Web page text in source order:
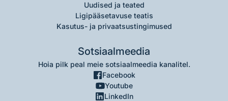
Uudised ja teated
Ligipääsetavuse teatis
Kasutus- ja privaatsustingimused
Sotsiaalmeedia
Hoia pilk peal meie sotsiaalmeedia kanalitel.
Facebook
Youtube
LinkedIn